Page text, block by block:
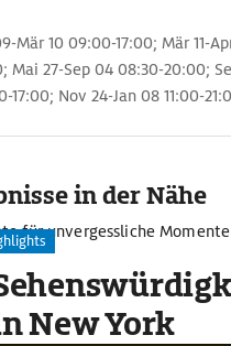
Mär 10 09:00-17:00; Mär 11-
Mai 27-Sep 04 08:30-20:00;
17:00; Nov 24-Jan 08 11:00-
in der Nähe
für unvergessliche Momente
Umgebung
New York